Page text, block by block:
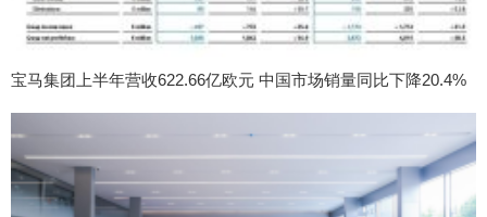
宝马集团上半年营收622.66亿欧元 中国市场销量同比下降20.4%